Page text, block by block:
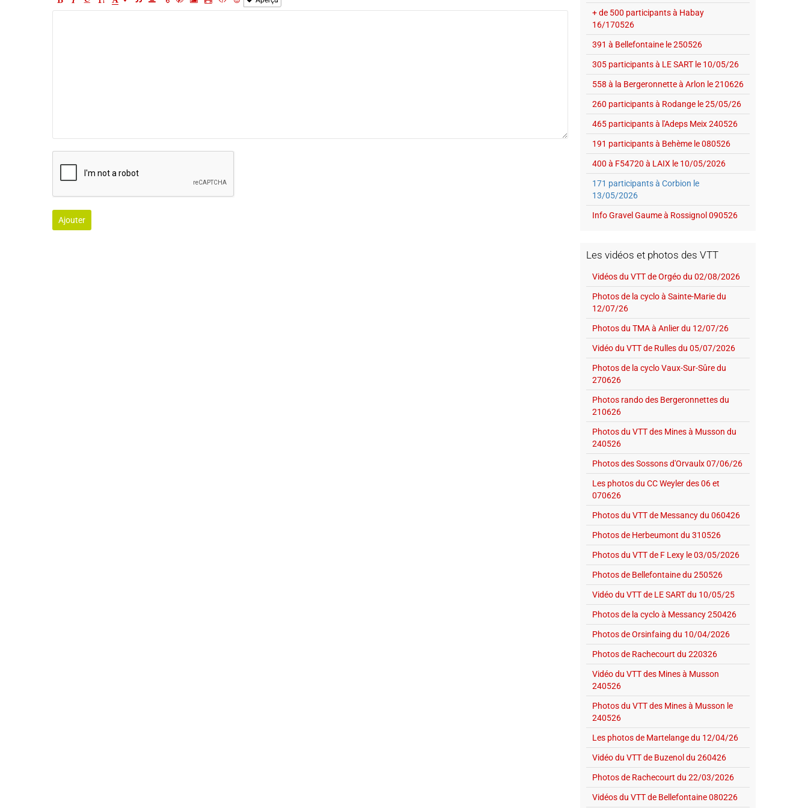
Ajouter
+ de 500 participants à Habay
16/170526
391 à Bellefontaine le 250526
305 participants à LE SART le 10/05/26
558 à la Bergeronnette à Arlon le 210626
260 participants à Rodange le 25/05/26
465 participants à l'Adeps Meix 240526
191 participants à Behème le 080526
400 à F54720 à LAIX le 10/05/2026
171 participants à Corbion le
13/05/2026
Info Gravel Gaume à Rossignol 090526
Les vidéos et photos des VTT
Vidéos du VTT de Orgéo du 02/08/2026
Photos de la cyclo à Sainte-Marie du
12/07/26
Photos du TMA à Anlier du 12/07/26
Vidéo du VTT de Rulles du 05/07/2026
Photos de la cyclo Vaux-Sur-Sûre du
270626
Photos rando des Bergeronnettes du
210626
Photos du VTT des Mines à Musson du
240526
Photos des Sossons d'Orvaulx 07/06/26
Les photos du CC Weyler des 06 et
070626
Photos du VTT de Messancy du 060426
Photos de Herbeumont du 310526
Photos du VTT de F Lexy le 03/05/2026
Photos de Bellefontaine du 250526
Vidéo du VTT de LE SART du 10/05/25
Photos de la cyclo à Messancy 250426
Photos de Orsinfaing du 10/04/2026
Photos de Rachecourt du 220326
Vidéo du VTT des Mines à Musson
240526
Photos du VTT des Mines à Musson le
240526
Les photos de Martelange du 12/04/26
Vidéo du VTT de Buzenol du 260426
Photos de Rachecourt du 22/03/2026
Vidéos du VTT de Bellefontaine 080226